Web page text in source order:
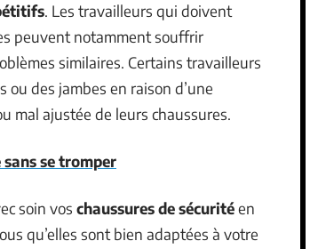
. Les travailleurs qui doivent
peuvent notamment souffrir
similaires. Certains travailleurs
des jambes en raison d’une
mal ajustée de leurs chaussures.
se tromper
soin vos chaussures de sécuritéen
qu’elles sont bien adaptées à votre